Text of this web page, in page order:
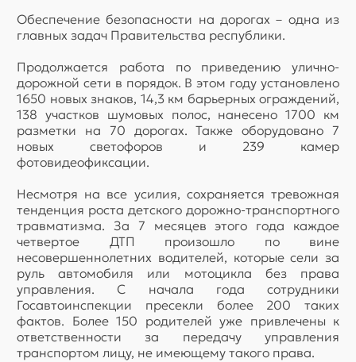
Обеспечение безопасности на дорогах – одна из
главных задач Правительства республики.
Продолжается работа по приведению улично-
дорожной сети в порядок. В этом году установлено
1650 новых знаков, 14,3 км барьерных ограждений,
138 участков шумовых полос, нанесено 1700 км
разметки на 70 дорогах. Также оборудовано 7
новых светофоров и 239 камер
фотовидеофиксации.
Несмотря на все усилия, сохраняется тревожная
тенденция роста детского дорожно-транспортного
травматизма. За 7 месяцев этого года каждое
четвертое ДТП произошло по вине
несовершеннолетних водителей, которые сели за
руль автомобиля или мотоцикла без права
управления. С начала года сотрудники
Госавтоинспекции пресекли более 200 таких
фактов. Более 150 родителей уже привлечены к
ответственности за передачу управления
транспортом лицу, не имеющему такого права.